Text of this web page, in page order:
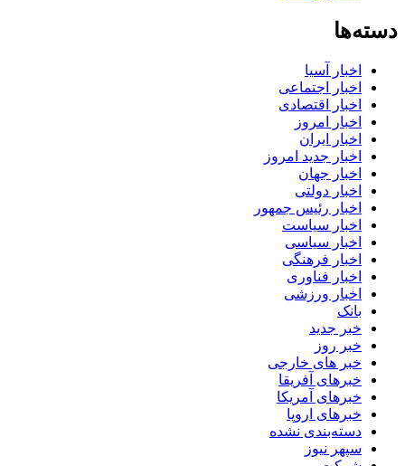
دسته‌ها
اخبار آسیا
اخبار اجتماعی
اخبار اقتصادی
اخبار امروز
اخبار ایران
اخبار جدید امروز
اخبار جهان
اخبار دولتی
اخبار رئیس جمهور
اخبار سیاست
اخبار سیاسی
اخبار فرهنگی
اخبار فناوری
اخبار ورزشی
بانک
خبر جدید
خبر روز
خبر های خارجی
خبرهای آفریقا
خبرهای آمریکا
خبرهای اروپا
دسته‌بندی نشده
سپهر نیوز